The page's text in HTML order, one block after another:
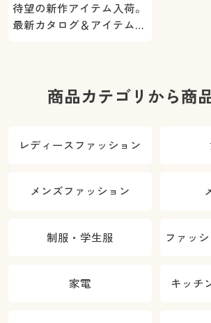
待望の新作アイテム入荷。
最新カタログ＆アイテムを
商品カテゴリから商
レディースファッション
メンズファッション
制服・学生服 ファッ
家電 キッチ